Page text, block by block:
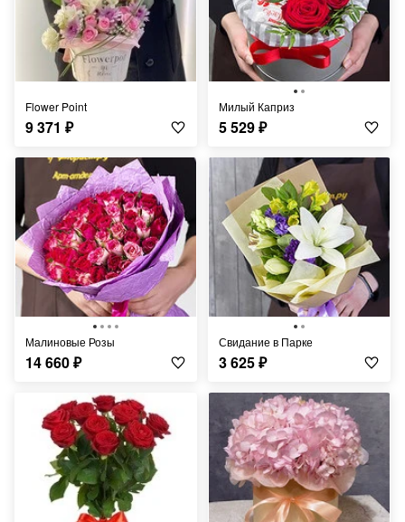
Flower Point
9 371 ₽
Милый Каприз
5 529₽
Малиновые Розы
14 660₽
Свидание в Парке
3 625₽